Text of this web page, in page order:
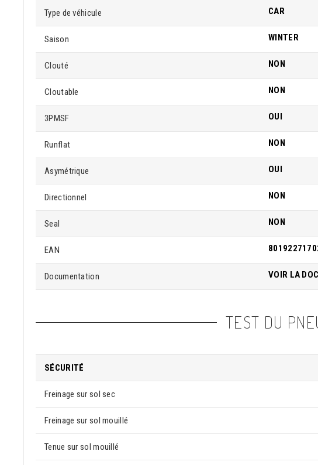
Type de véhicule CAR
Saison WINTER
Clouté NON
Cloutable NON
3PMSF OUI
Runflat NON
Asymétrique OUI
Directionnel NON
Seal NON
EAN
Documentation VOIR LA
TEST DU
SÉCURITÉ
Freinage sur sol sec
Freinage sur sol mouillé
Tenue sur sol mouillé